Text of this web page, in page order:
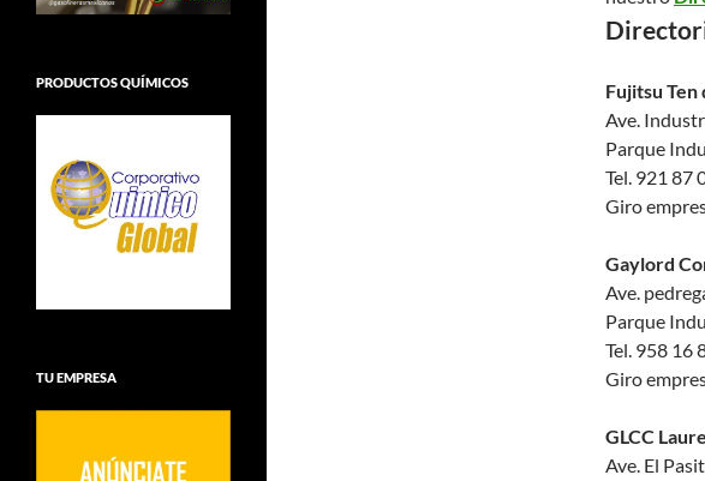
Fujitsu Ten
Ave.
Parque
Tel. 921 87
Giro
Gaylord
Ave.
Parque
Tel. 958 16
Giro
GLCC
Ave. El
PRODUCTOS QUÍMICOS
TU EMPRESA